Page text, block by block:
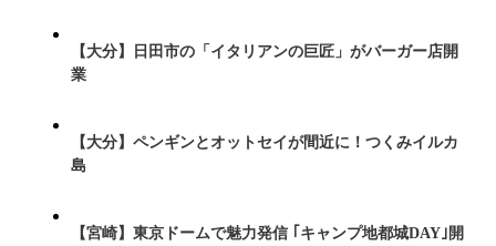
【大分】日田市の「イタリアンの巨匠」がバーガー店開
業
【大分】ペンギンとオットセイが間近に！つくみイルカ
島
【宮崎】東京ドームで魅力発信 ｢キャンプ地都城DAY｣開